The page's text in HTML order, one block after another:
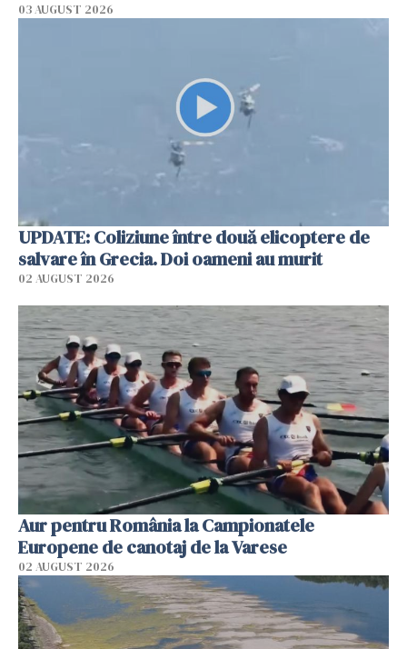
03 AUGUST 2026
UPDATE: Coliziune între două elicoptere de
salvare în Grecia. Doi oameni au murit
02 AUGUST 2026
Aur pentru România la Campionatele
Europene de canotaj de la Varese
02 AUGUST 2026